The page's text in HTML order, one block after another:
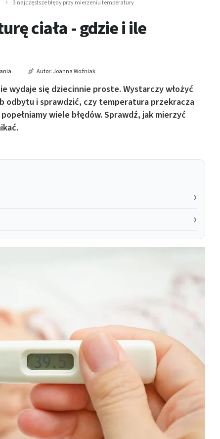
3 najczęstsze błędy przy mierzeniu temperatury
ciała - gdzie i ile
Autor:Joanna Woźniak
wydaje się dziecinnie proste. Wystarczy włożyć
odbytu i sprawdzić, czy temperatura przekracza
wiele błędów. Sprawdź, jak mierzyć